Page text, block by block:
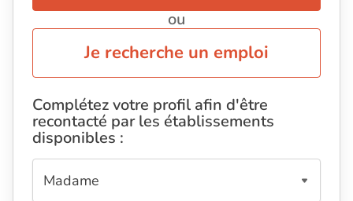
ou
Je recherche un emploi
Complétez votre profil afin d'être
recontacté par les établissements
disponibles :